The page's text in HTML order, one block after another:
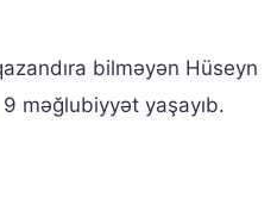
bilməyən Hüseyn
məğlubiyyət yaşayıb.